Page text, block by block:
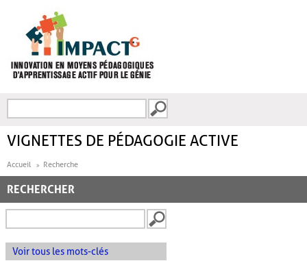
FORMULAIRE DE
VIGNETTES DE PÉDAGOGIE ACTIVE
Accueil Recherche
RECHERCHER
Voir tous les mots-clés